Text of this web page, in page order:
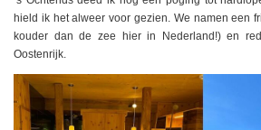
hield ik het alweer voor gezien. We namen een
kouder dan de zee hier in Nederland!) en
Oostenrijk.